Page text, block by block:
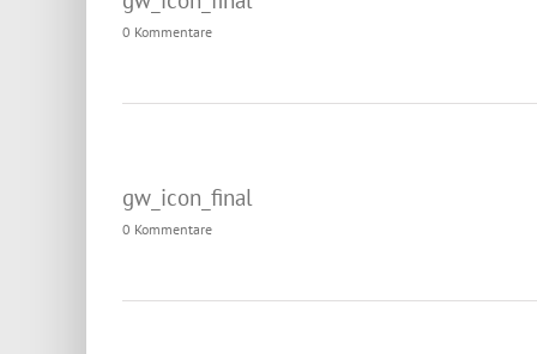
0 Kommentare
gw_icon_final
0 Kommentare